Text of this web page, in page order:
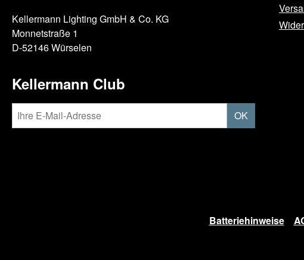
Kellermann Lighting GmbH & Co. KG
Monnetstraße 1
D-52146 Würselen
Kellermann Club
OK
Batteriehinweise